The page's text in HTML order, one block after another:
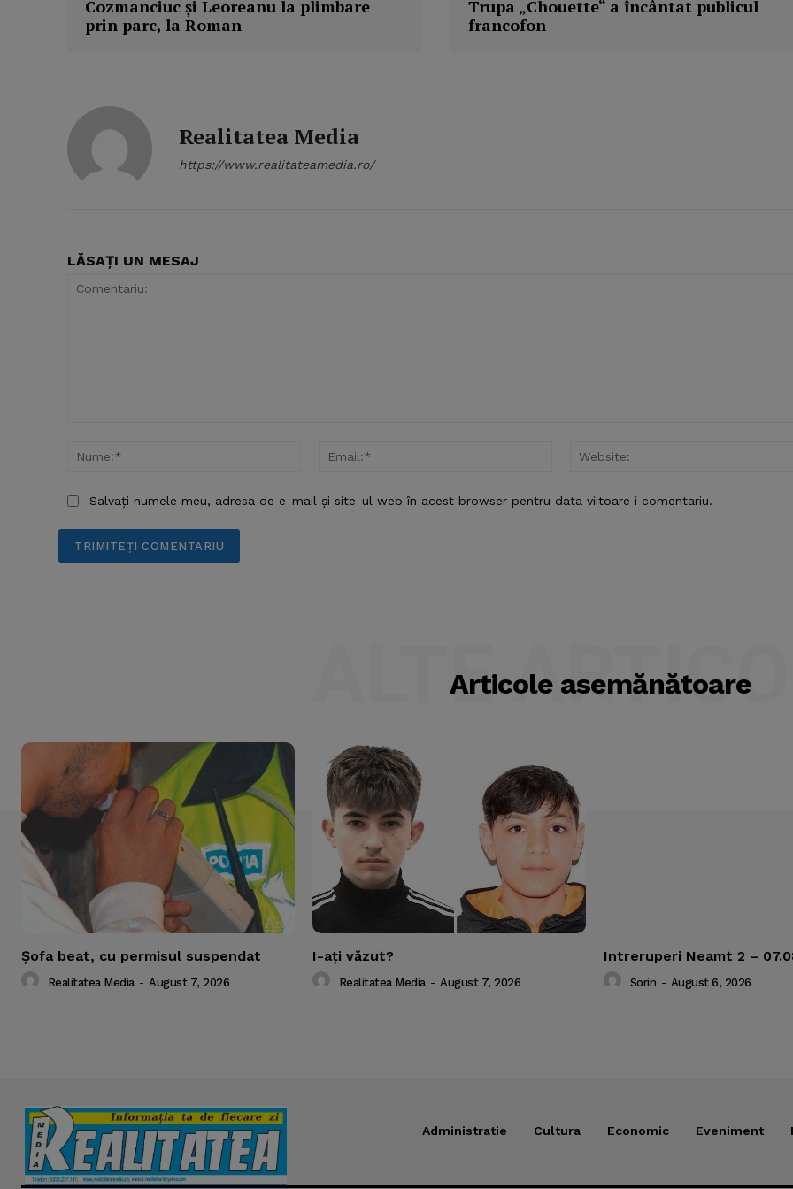
Cozmanciuc şi Leoreanu la plimbare
prin parc, la Roman
Trupa „Chouette“ a încântat publicul
francofon
Realitatea Media
https://www.realitateamedia.ro/
LĂSAȚI UN MESAJ
Nume:*
Email:*
Salvați numele meu, adresa de e-mail și site-ul web în acest browser pentru data viitoare i comentariu.
Articole asemănătoare
ALTE
Şofa beat, cu permisul suspendat
Realitatea Media - August 7, 2026
I-aţi văzut?
Realitatea Media - August 7, 2026
Intreruperi Neamt 2 –
Sorin - August 6, 2026
Administratie Cultura Economic Eveniment